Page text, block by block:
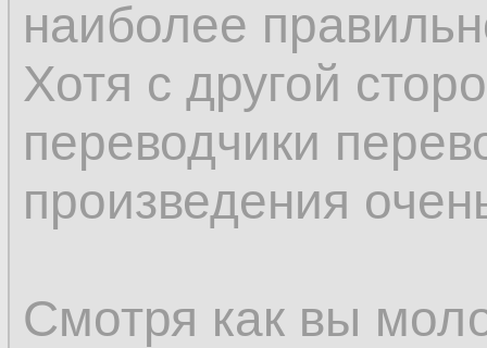
наиболее
Хотя с другой
переводчики
произведения
Смотря как вы